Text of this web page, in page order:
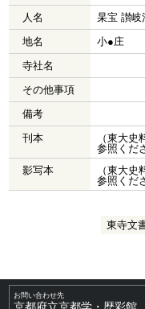
人名
杲宝 讃岐
地名
小●庄
寺社名
その他事項
備考
刊本
（東大
参照くだ
影写本
（東大
参照くだ
東寺文
お問い合わせ先